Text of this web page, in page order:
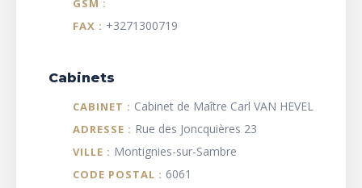
GSM :
FAX : +3271300719
Cabinets
CABINET : Cabinet de Maître Carl VAN HEVEL
ADRESSE : Rue des Joncquières 23
VILLE : Montignies-sur-Sambre
CODE POSTAL : 6061